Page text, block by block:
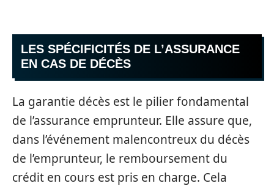
LES SPÉCIFICITÉS DE L’ASSURANCE
EN CAS DE DÉCÈS
La garantie décès est le pilier fondamental
de l’assurance emprunteur. Elle assure que,
dans l’événement malencontreux du décès
de l’emprunteur, le remboursement du
crédit en cours est pris en charge. Cela